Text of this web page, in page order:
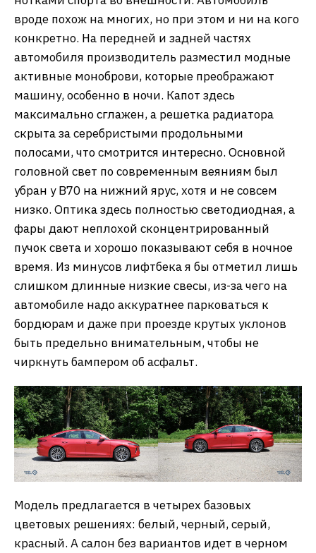
вроде похож на многих, но при этом и ни на кого
конкретно. На передней и задней частях
автомобиля производитель разместил модные
активные моноброви, которые преображают
машину, особенно в ночи. Капот здесь
максимально сглажен, а решетка радиатора
скрыта за серебристыми продольными
полосами, что смотрится интересно. Основной
головной свет по современным веяниям был
убран у B70 на нижний ярус, хотя и не совсем
низко. Оптика здесь полностью светодиодная, а
фары дают неплохой сконцентрированный
пучок света и хорошо показывают себя в ночное
время. Из минусов лифтбека я бы отметил лишь
слишком длинные низкие свесы, из-за чего на
автомобиле надо аккуратнее парковаться к
бордюрам и даже при проезде крутых уклонов
быть предельно внимательным, чтобы не
чиркнуть бампером об асфальт.
Модель предлагается в четырех базовых
цветовых решениях: белый, черный, серый,
красный. А салон без вариантов идет в черном